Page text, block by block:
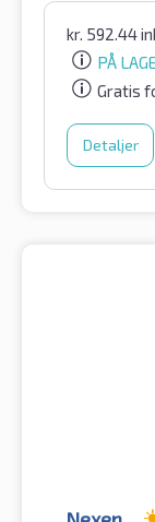
kr. 592.44
PÅ
Gratis
Detaljer